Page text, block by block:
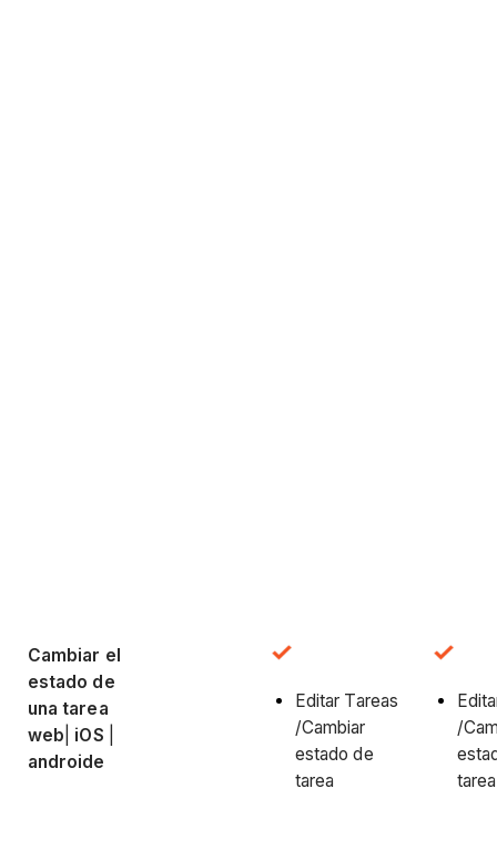
Cambiar el
estado de
una tarea
web iOS
androide
Editar Tareas
/Cambiar
estado de
tarea
/
tarea